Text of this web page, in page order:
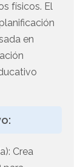
físicos. El
en
Crea